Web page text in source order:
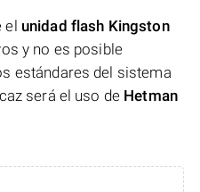
el unidad flash Kingston
y no es posible
estándares del sistema
será el uso de Hetman